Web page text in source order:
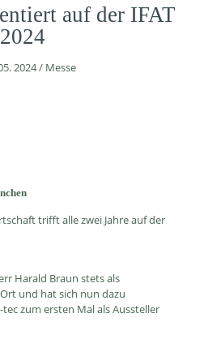
auf der IFAT
2024
2024 / Messe
trifft alle zwei Jahre auf der
Harald Braun stets als
und hat sich nun dazu
zum ersten Mal als Aussteller